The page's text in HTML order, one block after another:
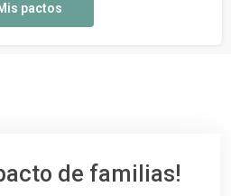
pactos
de familias!